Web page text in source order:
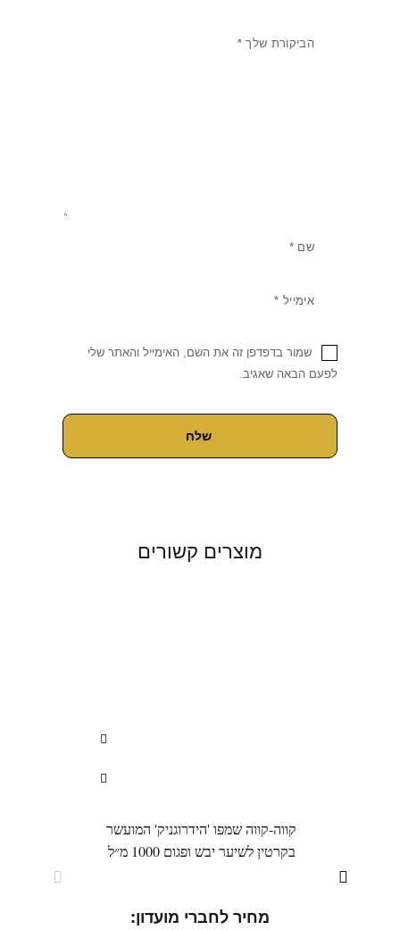
שמור בדפדפן זה את השם, האימייל והאתר שלי
לפעם הבאה שאגיב.
מוצרים קשורים
קווה-קווה שמפו 'הידרוגניק' המועשר
בקרטין לשיער יבש ופגום 1000 מ״ל
מחיר לחברי מועדון: